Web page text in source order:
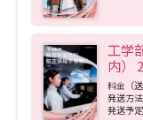
工学
内）
料金（
発送方
発送予定